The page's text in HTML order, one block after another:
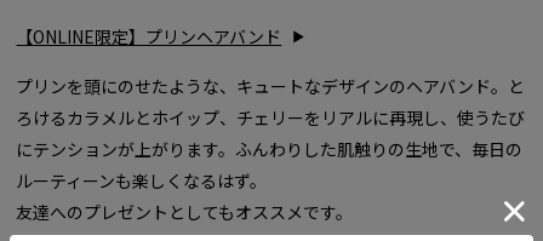
【ONLINE限定】プリンヘアバンド
プリンを頭にのせたような、キュートなデザインのヘアバンド。と
ろけるカラメルとホイップ、チェリーをリアルに再現し、使うたび
にテンションが上がります。ふんわりした肌触りの生地で、毎日の
ルーティーンも楽しくなるはず。
友達へのプレゼントとしてもオススメです。